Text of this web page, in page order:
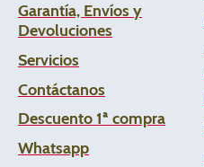
Garantía, Envíos y
Devoluciones
Servicios
Contáctanos
Descuento 1ª compra
Whatsapp